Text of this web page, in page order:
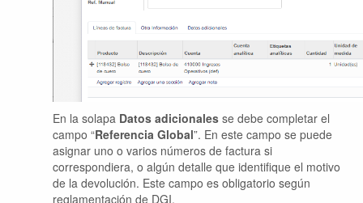
En la solapa Datos adicionales se debe completar el
campo “Referencia Global”. En este campo se puede
asignar uno o varios números de factura si
correspondiera, o algún detalle que identifique el motivo
de la devolución. Este campo es obligatorio según
reglamentación de DGI.